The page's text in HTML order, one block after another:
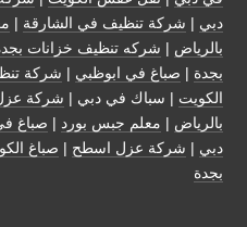
دبي | شركة تنظيف في الشارقة |
بالرياض | شركه تنظيف خزانات
بجدة | صباغ في ابوظبي | شركة
الكويت | سباك في دبي | شركة
بالرياض | معلم جبس بورد | صباغ
دبي | شركة عزل اسطح | صباغ
بجدة